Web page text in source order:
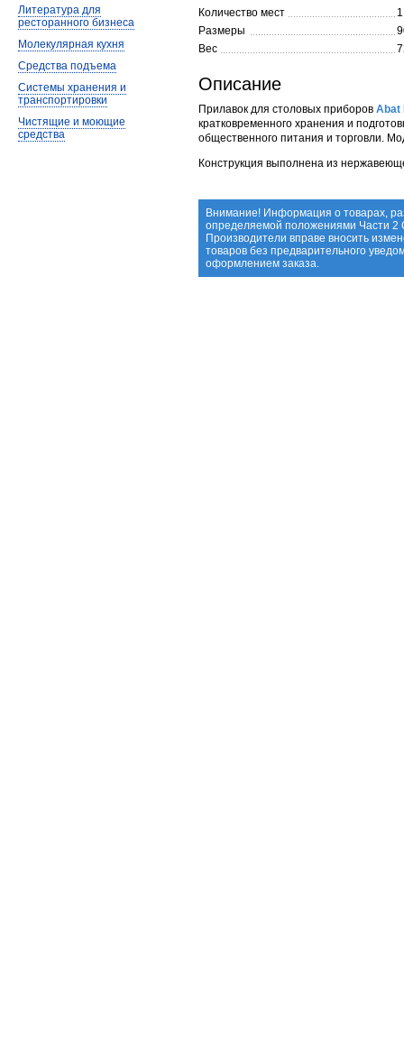
Количество мест
1
Размеры
Вес
Описание
Прилавок для столовых приборов
кратковременного хранения и
общественного питания и торговли.
Конструкция выполнена из
Внимание! Информация о товарах,
определяемой положениями Части 2
Производители вправе вносить
товаров без предварительного
оформлением заказа.
Литература для
ресторанного бизнеса
Молекулярная кухня
Средства подъема
Системы хранения и
транспортировки
Чистящие и моющие
средства